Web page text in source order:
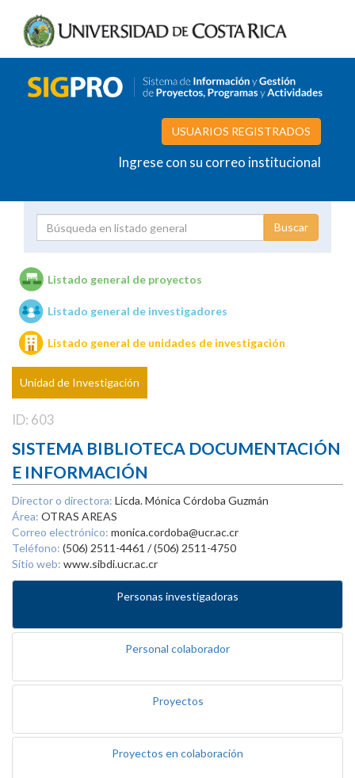
USUARIOS REGISTRADOS
Ingrese con su correo institucional
Unidades de investigación
Listado general de proyectos
Listado general de investigadores
Listado general de unidades de investigación
Unidad de Investigación
ID: 603
SISTEMA BIBLIOTECA DOCUMENTACIÓN
E INFORMACIÓN
Director o directora: Licda. Mónica Córdoba Guzmán
Área: OTRAS AREAS
Correo electrónico: monica.cordoba@ucr.ac.cr
Teléfono: (506) 2511-4461 / (506) 2511-4750
Sitio web: www.sibdi.ucr.ac.cr
Personas investigadoras
Personal colaborador
Proyectos
Proyectos en colaboración